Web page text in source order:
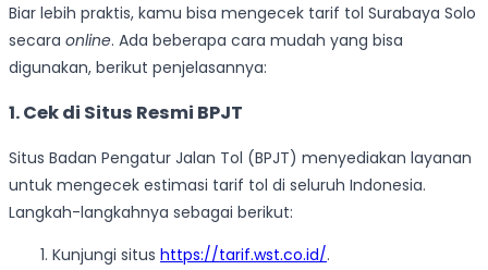
Biar lebih praktis, kamu bisa mengecek tarif tol Surabaya Solo
secara online. Ada beberapa cara mudah yang bisa
digunakan, berikut penjelasannya:
1. Cek di Situs Resmi BPJT
Situs Badan Pengatur Jalan Tol (BPJT) menyediakan layanan
untuk mengecek estimasi tarif tol di seluruh Indonesia.
Langkah-langkahnya sebagai berikut:
Kunjungi situs https://tarif.wst.co.id/.